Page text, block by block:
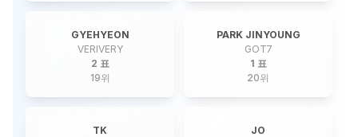
GYEHYEON
VERIVERY
2 표
19위
PARK JINYOUNG
GOT7
1 표
20위
TK
JO